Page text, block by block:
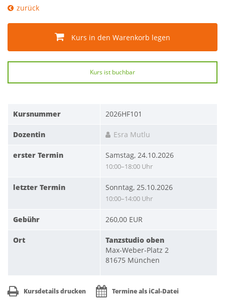
zurück
Kurs in den Warenkorb legen
Kurs ist buchbar
Kursnummer 2026HF101
Dozentin Esra Mutlu
erster Termin Samstag, 24.10.2026
10:00–18:00 Uhr
letzter Termin Sonntag, 25.10.2026
10:00–14:00 Uhr
Gebühr 260,00 EUR
Ort
Tanzstudio oben
Max-Weber-Platz 2
81675 München
Kursdetails drucken Termine als iCal-Datei